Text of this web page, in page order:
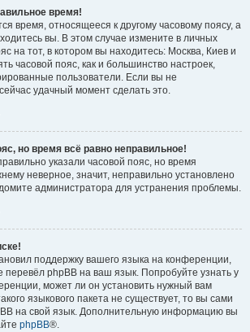
время!
время, относящееся к другому часовому поясу, а
вы. В этом случае измените в личных
на тот, в котором вы находитесь: Москва, Киев и
часовой пояс, как и большинство настроек,
пользователи. Если вы не
удачный момент сделать это.
но время всё равно неправильное!
указали часовой пояс, но время
неверное, значит, неправильно установлено
администратора для устранения проблемы.
поддержку вашего языка на конференции,
перевёл phpBB на ваш язык. Попробуйте узнать у
может ли он установить нужный вам
языкового пакета не существует, то вы сами
на свой язык. Дополнительную информацию вы
phpBB®.